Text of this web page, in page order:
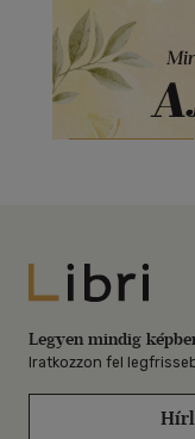
Libri
Legyen mindig
Iratkozzon fel